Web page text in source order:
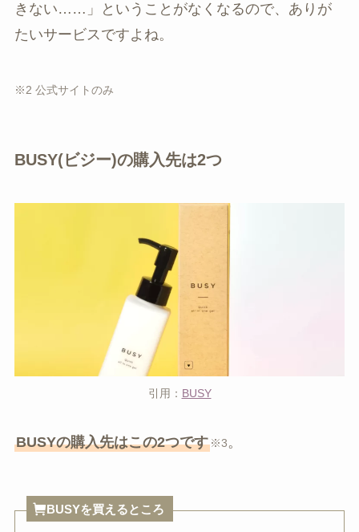
きない……」ということがなくなるので、ありが
たいサービスですよね。
※2 公式サイトのみ
BUSY(ビジー)の購入先は2つ
引用： BUSY
BUSYの購入先はこの2つです※3。
BUSYを買えるところ